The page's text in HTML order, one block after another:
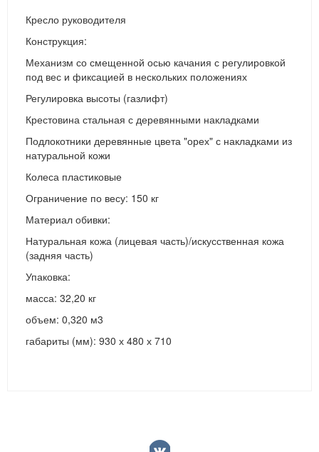
Кресло руководителя
Конструкция:
Механизм со смещенной осью качания с регулировкой
под вес и фиксацией в нескольких положениях
Регулировка высоты (газлифт)
Крестовина стальная с деревянными накладками
Подлокотники деревянные цвета "орех" с накладками из
натуральной кожи
Колеса пластиковые
Ограничение по весу: 150 кг
Материал обивки:
Натуральная кожа (лицевая часть)/искусственная кожа
(задняя часть)
Упаковка:
масса: 32,20 кг
объем: 0,320 м3
габариты (мм): 930 х 480 х 710